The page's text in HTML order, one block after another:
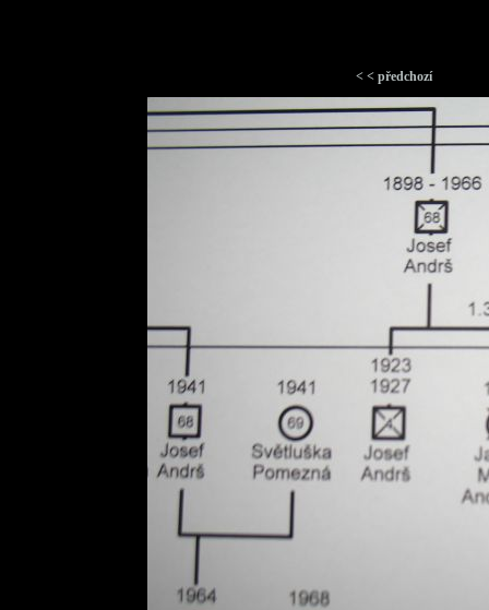
< < předchozí